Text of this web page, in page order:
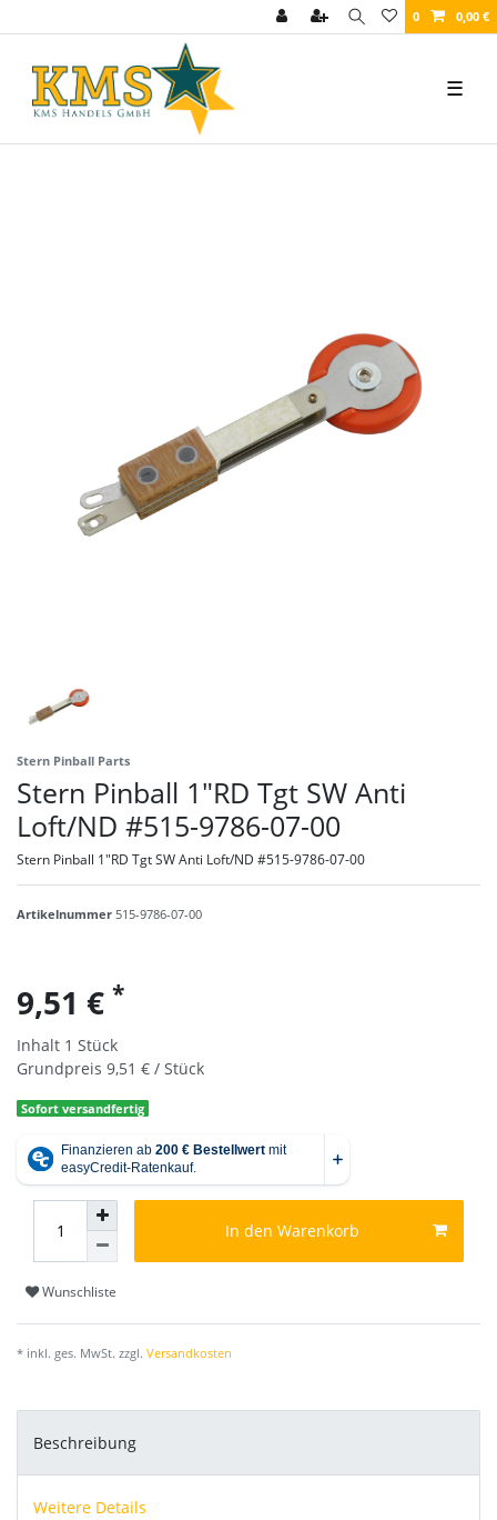
0 0,00 €
☰
Stern Pinball Parts
Stern Pinball 1"RD Tgt SW Anti
Loft/ND #515-9786-07-00
Stern Pinball 1"RD Tgt SW Anti Loft/ND #515-9786-07-00
Artikelnummer 515-9786-07-00
9,51 € *
Inhalt 1 Stück
Grundpreis 9,51 € / Stück
Sofort versandfertig
In den Warenkorb
Wunschliste
* inkl. ges. MwSt. zzgl. Versandkosten
Beschreibung
Weitere Details